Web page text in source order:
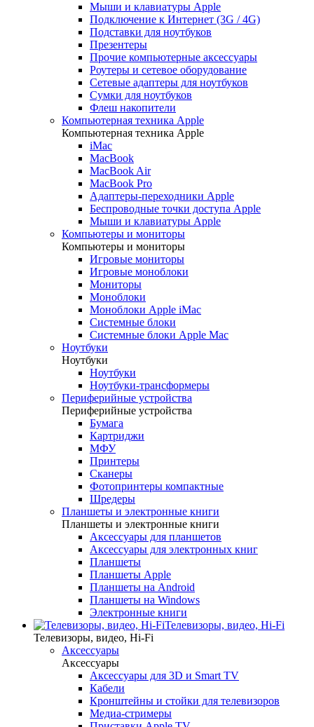
Мыши и клавиатуры Apple
Подключение к Интернет (3G / 4G)
Подставки для ноутбуков
Презентеры
Прочие компьютерные аксессуары
Роутеры и сетевое оборудование
Сетевые адаптеры для ноутбуков
Сумки для ноутбуков
Флеш накопители
Компьютерная техника Apple
Компьютерная техника Apple
iMac
MacBook
MacBook Air
MacBook Pro
Адаптеры-переходники Apple
Беспроводные точки доступа Apple
Мыши и клавиатуры Apple
Компьютеры и мониторы
Компьютеры и мониторы
Игровые мониторы
Игровые моноблоки
Мониторы
Моноблоки
Моноблоки Apple iMac
Системные блоки
Системные блоки Apple Mac
Ноутбуки
Ноутбуки
Ноутбуки
Ноутбуки-трансформеры
Периферийные устройства
Периферийные устройства
Бумага
Картриджи
МФУ
Принтеры
Сканеры
Фотопринтеры компактные
Шредеры
Планшеты и электронные книги
Планшеты и электронные книги
Аксессуары для планшетов
Аксессуары для электронных книг
Планшеты
Планшеты Apple
Планшеты на Android
Планшеты на Windows
Электронные книги
Телевизоры, видео, Hi-Fi
Телевизоры, видео, Hi-Fi
Аксессуары
Аксессуары
Аксессуары для 3D и Smart TV
Кабели
Кронштейны и стойки для телевизоров
Медиа-стримеры